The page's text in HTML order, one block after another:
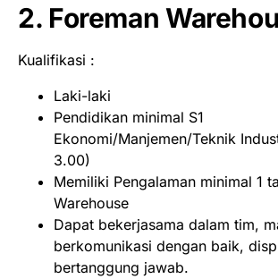
2. Foreman
Kualifikasi :
Laki-laki
Pendidikan minimal S1
Ekonomi/Manjemen/Teknik
3.00)
Memiliki Pengalaman minimal 1
Warehouse
Dapat bekerjasama dalam tim,
berkomunikasi dengan baik,
bertanggung jawab.